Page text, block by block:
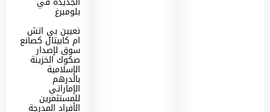
بلومبرغ
تعيين بي اتش
ام كابيتال كصانع
سوق لإصدار
صكوك الخزينة
الإسلامية
بالدرهم
الإماراتي
للمستثمرين
الأفراد المدرجة